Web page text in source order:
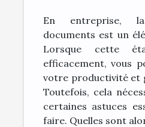
documents et
du temps ?
En entreprise,
documents est un
Lorsque cette
efficacement, vous
votre productivité et
Toutefois, cela
certaines astuces
faire. Quelles sont